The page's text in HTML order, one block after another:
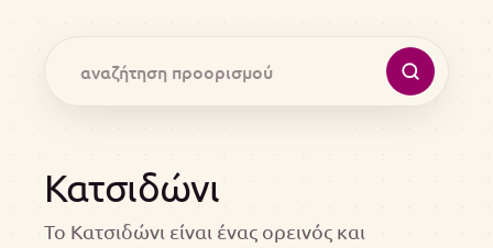
Κατσιδώνι
Το Κατσιδώνι είναι ένας ορεινός και